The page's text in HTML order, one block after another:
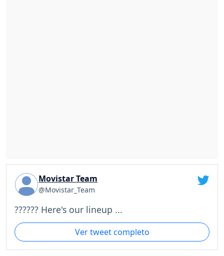
Movistar Team
@Movistar_Team
?????? Here's our lineup ...
Ver tweet completo